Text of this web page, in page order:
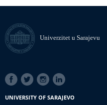
Univerzitet u Sarajevu
SOCIAL
LINKS
UNIVERSITY OF SARAJEVO